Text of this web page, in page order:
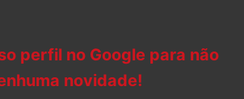
perfil no Google para não
novidade!